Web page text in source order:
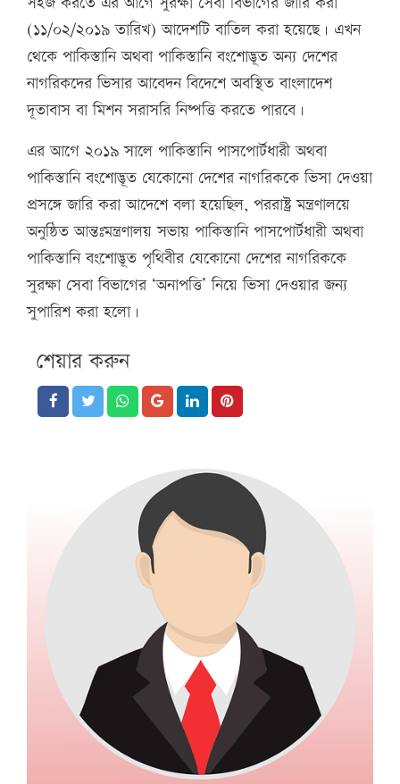
(১১/০২/২০১৯ তারিখ) আদেশটি বাতিল করা হয়েছে। এখন
থেকে পাকিস্তানি অথবা পাকিস্তানি বংশোদ্ভূত অন্য দেশের
নাগরিকদের ভিসার আবেদন বিদেশে অবস্থিত বাংলাদেশ
দূতাবাস বা মিশন সরাসরি নিষ্পত্তি করতে পারবে।
এর আগে ২০১৯ সালে পাকিস্তানি পাসপোর্টধারী অথবা
পাকিস্তানি বংশোদ্ভূত যেকোনো দেশের নাগরিককে ভিসা দেওয়া
প্রসঙ্গে জারি করা আদেশে বলা হয়েছিল, পররাষ্ট্র মন্ত্রণালয়ে
অনুষ্ঠিত আন্তঃমন্ত্রণালয় সভায় পাকিস্তানি পাসপোর্টধারী অথবা
পাকিস্তানি বংশোদ্ভূত পৃথিবীর যেকোনো দেশের নাগরিককে
সুরক্ষা সেবা বিভাগের ‘অনাপত্তি’ নিয়ে ভিসা দেওয়ার জন্য
সুপারিশ করা হলো।
শেয়ার করুন